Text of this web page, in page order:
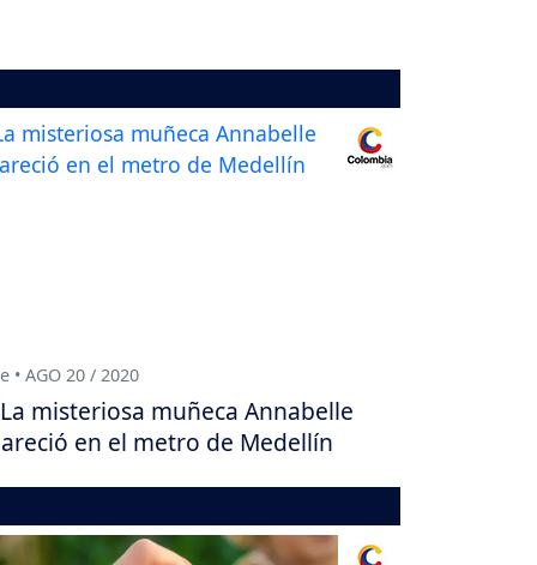
• AGO 20 / 2020
La misteriosa muñeca Annabelle
en el metro de Medellín